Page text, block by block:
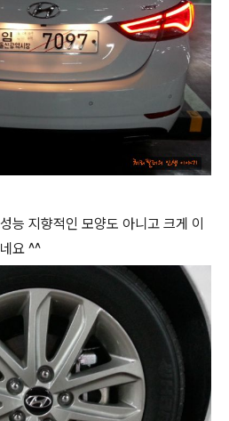
능 지향적인 모양도 아니고 크게 이
요 ^^